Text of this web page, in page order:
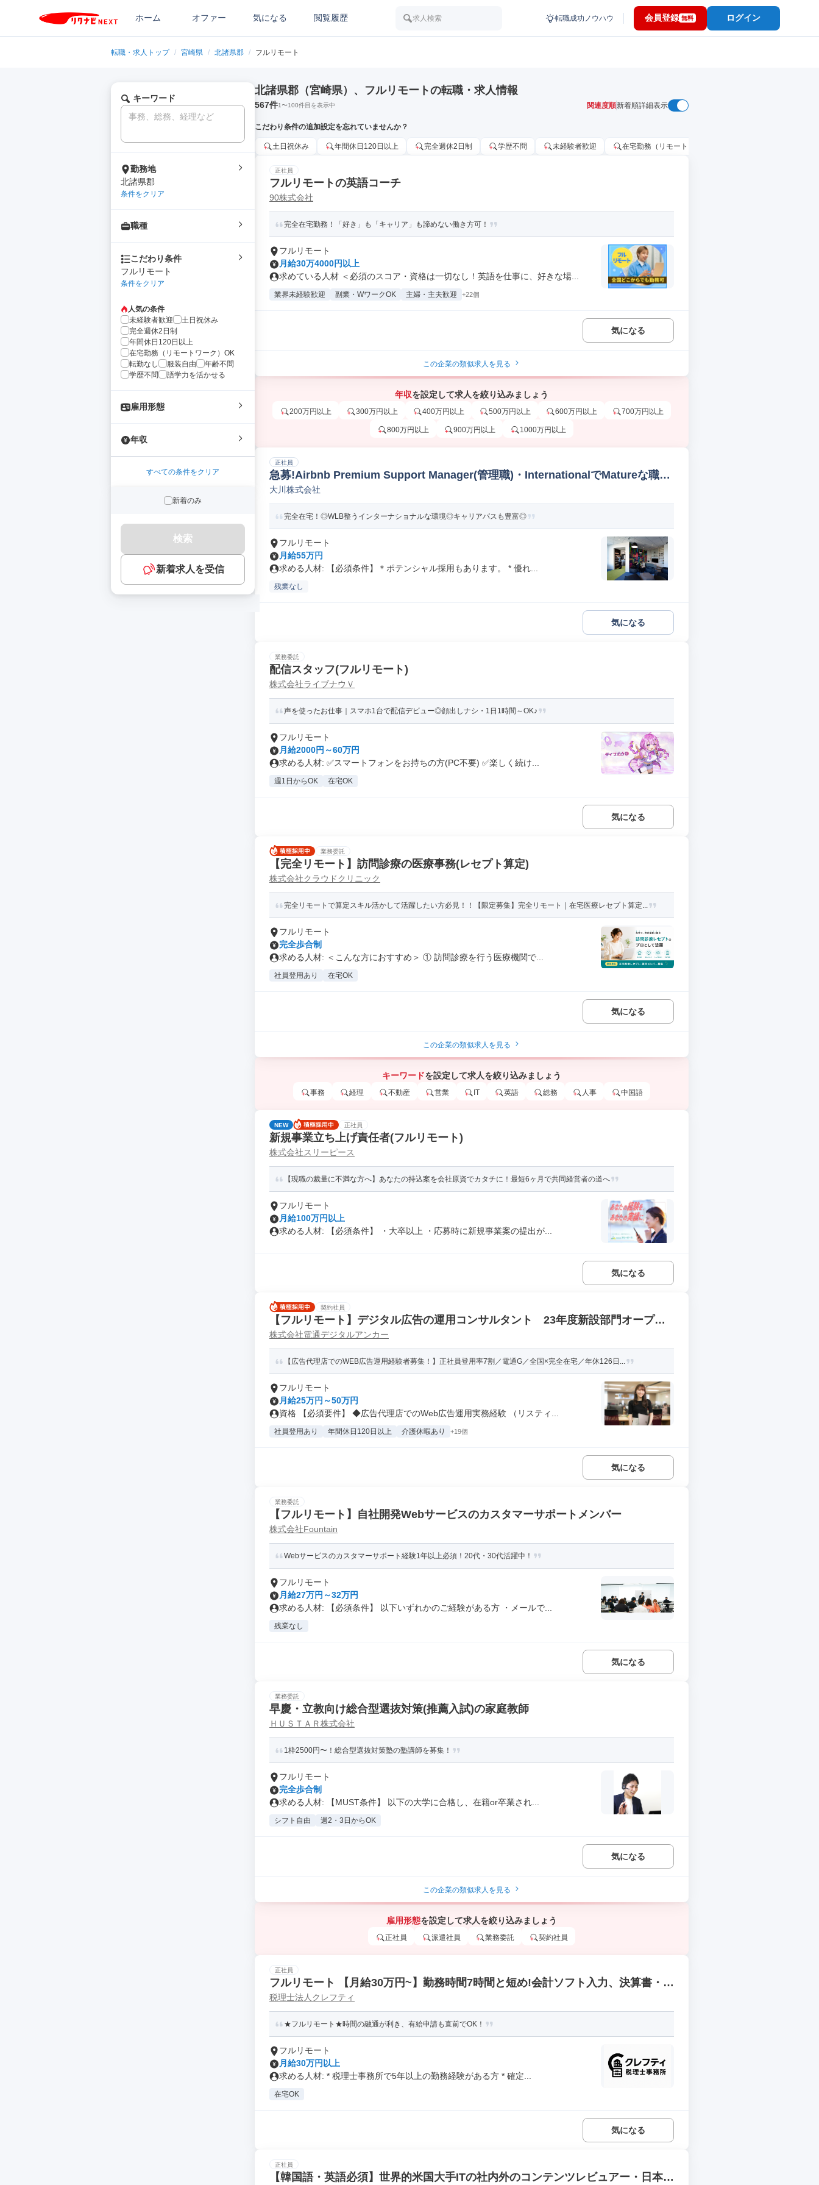
ホーム オファー 気になる 閲覧履歴 求人検索 転職成功ノウハウ 会員登録 無料 ログイン
転職・求人トップ / 宮崎県 / 北諸県郡 / フルリモート
キーワード
勤務地
北諸県郡
条件をクリア
職種
こだわり条件
フルリモート
条件をクリア
人気の条件
未経験者歓迎
土日祝休み
完全週休2日制
年間休日120日以上
在宅勤務（リモートワーク）OK
転勤なし
服装自由
年齢不問
学歴不問
語学力を活かせる
雇用形態
年収
すべての条件をクリア
新着のみ
検索
新着求人を受信
北諸県郡（宮崎県）、フルリモートの転職・求人情報
567件1〜100件目を表示中 関連度順新着順詳細表示
こだわり条件の追加設定を忘れていませんか？
土日祝休み 年間休日120日以上 完全週休2日制 学歴不問 未経験者歓迎 在宅勤務（リモートワーク）OK
正社員
フルリモートの英語コーチ
90株式会社
完全在宅勤務！「好き」も「キャリア」も諦めない働き方可！
フルリモート
月給30万4000円以上
求めている人材 ＜必須のスコア・資格は一切なし！英語を仕事に、好きな場...
業界未経験歓迎 副業・WワークOK 主婦・主夫歓迎 +22個
気になる
この企業の類似求人を見る
年収を設定して求人を絞り込みましょう
200万円以上 300万円以上 400万円以上 500万円以上 600万円以上 700万円以上
800万円以上 900万円以上 1000万円以上
正社員
急募!Airbnb Premium Support Manager(管理職)・InternationalでMatureな職場
環境・完全在宅!
大川株式会社
完全在宅！◎WLB整うインターナショナルな環境◎キャリアパスも豊富◎
フルリモート
月給55万円
求める人材: 【必須条件】＊ポテンシャル採用もあります。 * 優れ...
残業なし
気になる
業務委託
配信スタッフ(フルリモート)
株式会社ライブナウＶ
声を使ったお仕事｜スマホ1台で配信デビュー◎顔出しナシ・1日1時間～OK♪
フルリモート
月給2000円～60万円
求める人材: ✅スマートフォンをお持ちの方(PC不要) ✅楽しく続け...
週1日からOK 在宅OK
気になる
業務委託
【完全リモート】訪問診療の医療事務(レセプト算定)
株式会社クラウドクリニック
完全リモートで算定スキル活かして活躍したい方必見！！【限定募集】完全リモート｜在宅医療レセプト算定...
フルリモート
完全歩合制
求める人材: ＜こんな方におすすめ＞ ① 訪問診療を行う医療機関で...
社員登用あり 在宅OK
気になる
この企業の類似求人を見る
キーワードを設定して求人を絞り込みましょう
事務 経理 不動産 営業 IT 英語 総務 人事 中国語
NEW 正社員
新規事業立ち上げ責任者(フルリモート)
株式会社スリーピース
【現職の裁量に不満な方へ】あなたの持込案を会社原資でカタチに！最短6ヶ月で共同経営者の道へ
フルリモート
月給100万円以上
求める人材: 【必須条件】 ・大卒以上 ・応募時に新規事業案の提出が...
気になる
契約社員
【フルリモート】デジタル広告の運用コンサルタント 23年度新設部門オープニ
ング・部門強化
株式会社電通デジタルアンカー
【広告代理店でのWEB広告運用経験者募集！】正社員登用率7割／電通G／全国×完全在宅／年休126日...
フルリモート
月給25万円～50万円
資格 【必須要件】 ◆広告代理店でのWeb広告運用実務経験 （リスティ...
社員登用あり 年間休日120日以上 介護休暇あり +19個
気になる
業務委託
【フルリモート】自社開発Webサービスのカスタマーサポートメンバー
株式会社Fountain
Webサービスのカスタマーサポート経験1年以上必須！20代・30代活躍中！
フルリモート
月給27万円～32万円
求める人材: 【必須条件】 以下いずれかのご経験がある方 ・メールで...
残業なし
気になる
業務委託
早慶・立教向け総合型選抜対策(推薦入試)の家庭教師
ＨＵＳＴＡＲ株式会社
1枠2500円〜！総合型選抜対策塾の塾講師を募集！
フルリモート
完全歩合制
求める人材: 【MUST条件】 以下の大学に合格し、在籍or卒業され...
シフト自由 週2・3日からOK
気になる
この企業の類似求人を見る
雇用形態を設定して求人を絞り込みましょう
正社員 派遣社員 業務委託 契約社員
正社員
フルリモート 【月給30万円~】勤務時間7時間と短め!会計ソフト入力、決算書・税
務申告書作成、将来的に決算説明も
税理士法人クレフティ
★フルリモート★時間の融通が利き、有給申請も直前でOK！
フルリモート
月給30万円以上
求める人材: * 税理士事務所で5年以上の勤務経験がある方 * 確定...
在宅OK
気になる
正社員
【韓国語・英語必須】世界的米国大手ITの社内外のコンテンツレビュアー・日本語